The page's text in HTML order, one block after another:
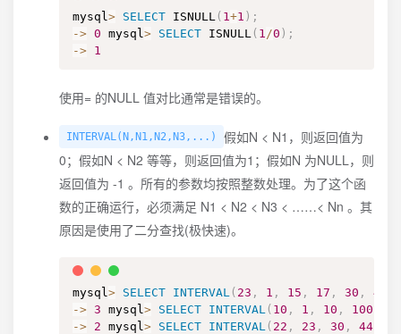
mysql> SELECT ISNULL( 1+1 ) ;
-> 0 mysql> SELECT ISNULL( 1/0 ) ;
-> 1
使用= 的NULL 值对比通常是错误的。
INTERVAL(N,N1,N2,N3,...)
假如N < N1，则返回值为
0；假如N < N2 等等，则返回值为1；假如N 为NULL，则
返回值为 -1 。所有的参数均按照整数处理。为了这个函
数的正确运行，必须满足 N1 < N2 < N3 < ……< Nn 。其
原因是使用了二分查找(极快速)。
mysql> SELECT INTERVAL ( 23 , 1 , 15 , 17 , 30 , 44
-> 3 mysql> SELECT INTERVAL ( 10 , 1 , 10 , 100
-> 2 mysql> SELECT INTERVAL ( 22 , 23 , 30 , 44